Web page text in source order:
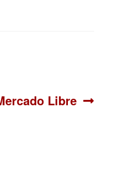
Libre